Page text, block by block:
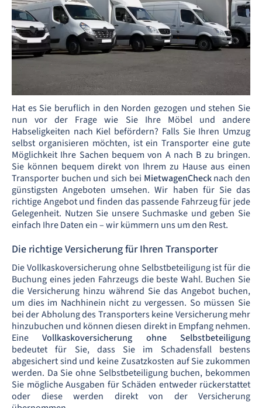
Hat es Sie beruflich in den Norden gezogen und stehen Sie
nun vor der Frage wie Sie Ihre Möbel und andere
Habseligkeiten nach Kiel befördern? Falls Sie Ihren Umzug
selbst organisieren möchten, ist ein Transporter eine gute
Möglichkeit Ihre Sachen bequem von A nach B zu bringen.
Sie können bequem direkt von Ihrem zu Hause aus einen
Transporter buchen und sich bei MietwagenChecknach den
günstigsten Angeboten umsehen. Wir haben für Sie das
richtige Angebot und finden das passende Fahrzeug für jede
Gelegenheit. Nutzen Sie unsere Suchmaske und geben Sie
einfach Ihre Daten ein – wir kümmern uns um den Rest.
Die richtige Versicherung für Ihren Transporter
Die Vollkaskoversicherung ohne Selbstbeteiligung ist für die
Buchung eines jeden Fahrzeugs die beste Wahl. Buchen Sie
die Versicherung hinzu während Sie das Angebot buchen,
um dies im Nachhinein nicht zu vergessen. So müssen Sie
bei der Abholung des Transporters keine Versicherung mehr
hinzubuchen und können diesen direkt in Empfang nehmen.
EineVollkaskoversicherung ohne Selbstbeteiligung
bedeutet für Sie, dass Sie im Schadensfall bestens
abgesichert sind und keine Zusatzkosten auf Sie zukommen
werden. Da Sie ohne Selbstbeteiligung buchen, bekommen
Sie mögliche Ausgaben für Schäden entweder rückerstattet
oder diese werden direkt von der Versicherung